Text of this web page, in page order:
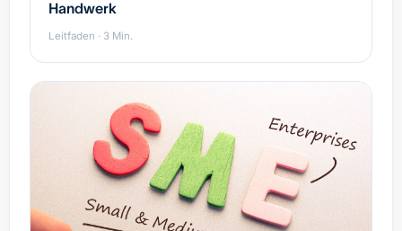
Handwerk
Leitfaden · 3 Min.